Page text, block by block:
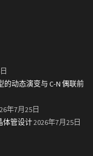
的动态演变与 C-N 偶联前
年7月25日
体管设计2026年7月25日